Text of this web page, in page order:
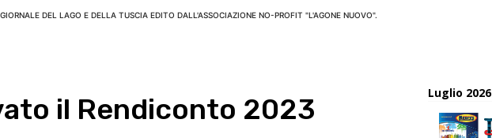
GIORNALE DEL LAGO E DELLA TUSCIA EDITO DALL'ASSOCIAZIONE NO-PROFIT "L'AGONE NUOVO".
il Rendiconto 2023 Luglio 2026